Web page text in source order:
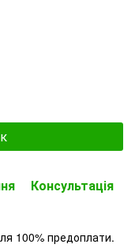
Консультація
100% предоплати.